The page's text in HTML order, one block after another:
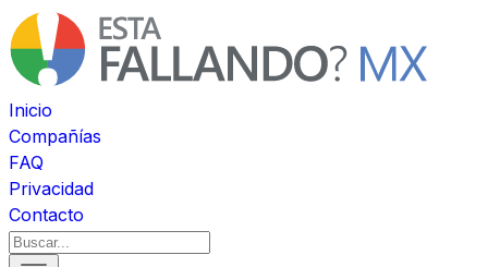
Inicio
Compañías
FAQ
Privacidad
Contacto